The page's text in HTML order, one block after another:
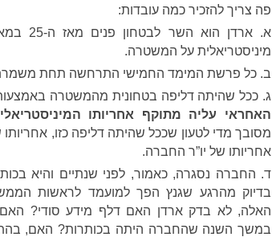
פה צריך להזכיר כמה עובדות:
מיניסטריאלית על המשטרה.
ב. כל פרשת המימד החמישי התרחשה תחת
ג. ככל שהיתה דליפה בטחונית מהמשטרה
האחראי עליה מתוקף אחריותו
מסובך מדי לטעון שככל שהיתה דליפה כזו,
אחריותו של יו”ר החברה.
ד. החברה נסגרה, כאמור, לפני שנתיים והיא
בדיוק מהרגע שגנץ הפך למועמד לראשות
האלה, לא בדק ארדן האם דלף מידע סודי?
במשך השנה שהחברה היתה בכותרות? האם,